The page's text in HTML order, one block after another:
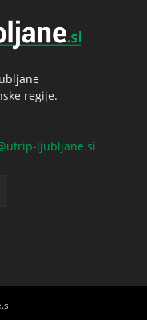
regije.
ljubljane.si